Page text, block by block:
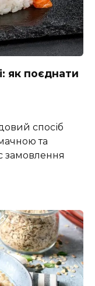
як поєднати
спосіб
та
замовлення